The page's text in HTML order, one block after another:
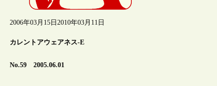
2006年03月15日 2010年03月11日
カレントアウェアネス-E
No.59 2005.06.01